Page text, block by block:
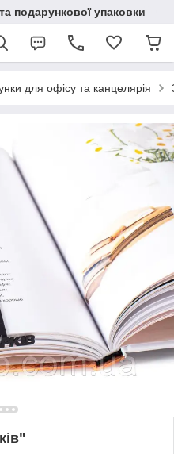
подарункової упаковки
для офісу та канцелярія